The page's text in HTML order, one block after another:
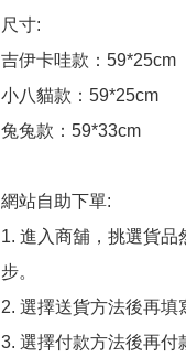
尺寸:
吉伊卡哇款：59*25cm
小八貓款：59*25cm
兔兔款：59*33cm
網站自助下單:
1. 進入商舖，挑選貨
步。
2. 選擇送貨方法後再填
3. 選擇付款方法後再付